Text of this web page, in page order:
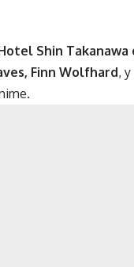
Shin Takanawa
Finn Wolfhard,